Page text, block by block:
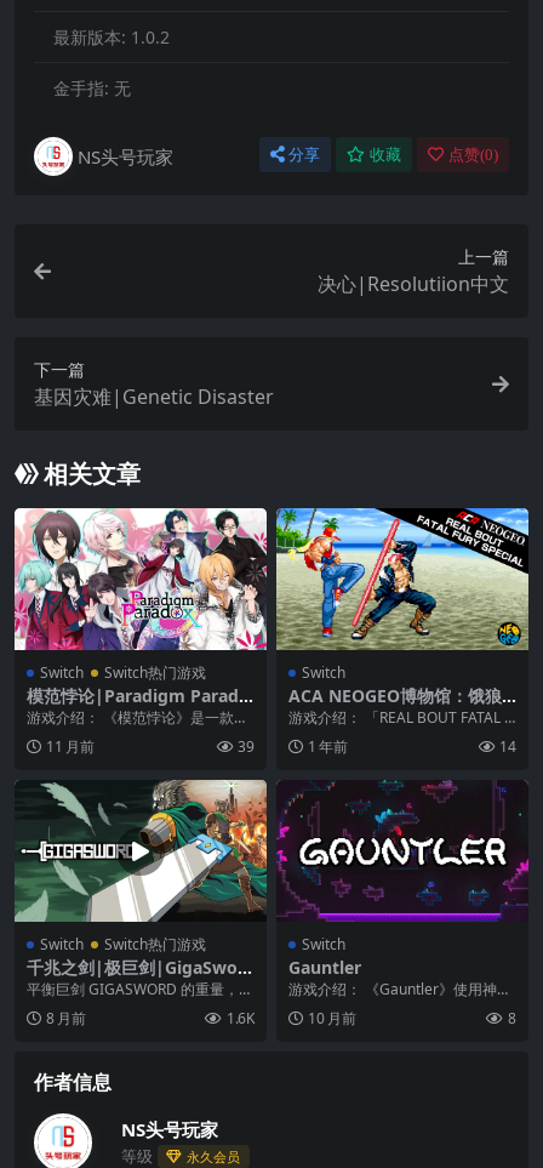
最新版本: 1.0.2
金手指: 无
NS头号玩家 分享 收藏 点赞(0)
上一篇
决心|Resolutiion中文
下一篇
基因灾难|Genetic Disaster
相关文章
Switch Switch热门游戏
模范悖论|Paradigm Parado
x
游戏介绍： 《模范悖论》是一款日
式乙女向恋爱视觉小说，几百年
后，人类只能在被隔离...
11 月前 39
Switch
ACA NEOGEO博物馆：饿狼
传说RB – 特别版|ACA Neo G
eo: Real Bout Fatal Fury Sp
ecial
游戏介绍： 「REAL BOUT FATAL F
URY SPECIAL（REAL...
1 年前 14
Switch Switch热门游戏
千兆之剑|极巨剑|GigaSwor
d中文
平衡巨剑 GIGASWORD 的重量，进
行脑力和体力的挑战。Ezra 要奋力
到达...8 月前 1.6K
Switch
Gauntler
游戏介绍： 《Gauntler》使用神秘
无畏的力量避免无数危险，勇敢面
对越来越严...
10 月前 8
作者信息
NS头号玩家
等级 永久会员